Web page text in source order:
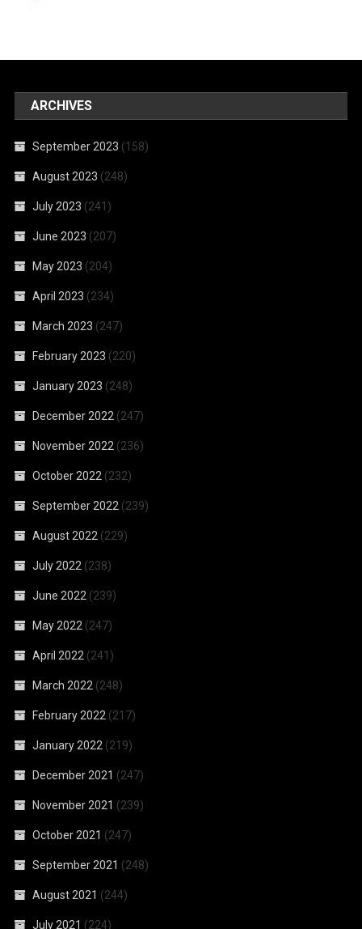
ARCHIVES
September 2023 (158)
August 2023 (248)
July 2023 (241)
June 2023 (207)
May 2023 (204)
April 2023 (234)
March 2023 (247)
February 2023 (220)
January 2023 (248)
December 2022 (247)
November 2022 (236)
October 2022 (232)
September 2022 (239)
August 2022 (229)
July 2022 (238)
June 2022 (239)
May 2022 (247)
April 2022 (241)
March 2022 (248)
February 2022 (217)
January 2022 (219)
December 2021 (247)
November 2021 (239)
October 2021 (247)
September 2021 (248)
August 2021 (244)
July 2021 (224)